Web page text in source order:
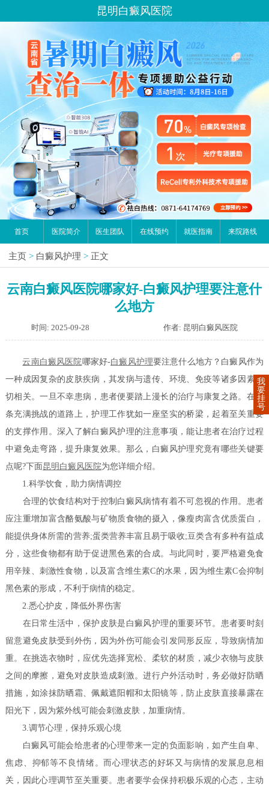
昆明白癜风医院
首页 医院简介 医生团队 在线预约 就医指南 来院路线
主页 > 白癜风护理 > 正文
云南白癜风医院哪家好-白癜风护理要注意什
么地方
时间: 2025-09-28 作者: 昆明白癜风医院
云南白癜风医院哪家好-白癜风护理要注意什么地方？白癜风作为
一种成因复杂的皮肤疾病，其发病与遗传、环境、免疫等诸多因素密
切相关。一旦不幸患病，患者便要踏上漫长的治疗与康复之路。在这
条充满挑战的道路上，护理工作犹如一座坚实的桥梁，起着至关重要
的支撑作用。深入了解白癜风护理的注意事项，能让患者在治疗过程
中避免走弯路，提升康复效果。那么，白癜风护理究竟有哪些关键要
点呢?下面昆明白癜风医院为您详细介绍。
1.科学饮食，助力病情调控
合理的饮食结构对于控制白癜风病情有着不可忽视的作用。患者
应注重增加富含酪氨酸与矿物质食物的摄入，像瘦肉富含优质蛋白，
能提供身体所需的营养;蛋类营养丰富且易于吸收;豆类含有多种有益成
分，这些食物都有助于促进黑色素的合成。与此同时，要严格避免食
用辛辣、刺激性食物，以及富含维生素C的水果，因为维生素C会抑制
黑色素的形成，不利于病情的稳定。
2.悉心护皮，降低外界伤害
在日常生活中，保护皮肤是白癜风护理的重要环节。患者要时刻
留意避免皮肤受到外伤，因为外伤可能会引发同形反应，导致病情加
重。在挑选衣物时，应优先选择宽松、柔软的材质，减少衣物与皮肤
之间的摩擦，避免对皮肤造成刺激。进行户外活动时，务必做好防晒
措施，如涂抹防晒霜、佩戴遮阳帽和太阳镜等，防止皮肤直接暴露在
阳光下，因为紫外线可能会刺激皮肤，加重病情。
3.调节心理，保持乐观心境
白癜风可能会给患者的心理带来一定的负面影响，如产生自卑、
焦虑、抑郁等不良情绪。而心理状态的好坏又与病情的发展息息相
关，因此心理调节至关重要。患者要学会保持积极乐观的心态，主动
我
要
挂
号